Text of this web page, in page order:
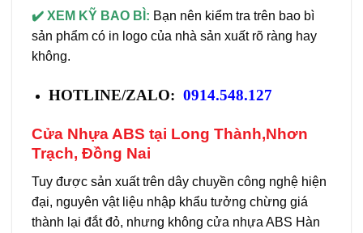
✔️ XEM KỸ BAO BÌ: Bạn nên kiểm tra trên bao bì
sản phẩm có in logo của nhà sản xuất rõ ràng hay
không.
HOTLINE/ZALO: 0914.548.127
Cửa Nhựa ABS tại Long Thành,Nhơn
Trạch, Đồng Nai
Tuy được sản xuất trên dây chuyền công nghệ hiện
đại, nguyên vật liệu nhập khẩu tưởng chừng giá
thành lại đắt đỏ, nhưng không cửa nhựa ABS Hàn